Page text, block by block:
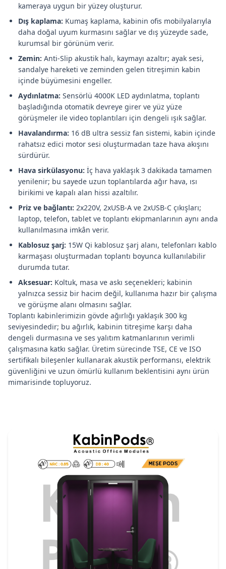
kameraya uygun bir yüzey oluşturur.
Dış kaplama: Kumaş kaplama, kabinin ofis mobilyalarıyla
daha doğal uyum kurmasını sağlar ve dış yüzeyde sade,
kurumsal bir görünüm verir.
Zemin: Anti-Slip akustik halı, kaymayı azaltır; ayak sesi,
sandalye hareketi ve zeminden gelen titreşimin kabin
içinde büyümesini engeller.
Aydınlatma: Sensörlü 4000K LED aydınlatma, toplantı
başladığında otomatik devreye girer ve yüz yüze
görüşmeler ile video toplantıları için dengeli ışık sağlar.
Havalandırma: 16 dB ultra sessiz fan sistemi, kabin içinde
rahatsız edici motor sesi oluşturmadan taze hava akışını
sürdürür.
Hava sirkülasyonu: İç hava yaklaşık 3 dakikada tamamen
yenilenir; bu sayede uzun toplantılarda ağır hava, ısı
birikimi ve kapalı alan hissi azaltılır.
Priz ve bağlantı: 2x220V, 2xUSB-A ve 2xUSB-C çıkışları;
laptop, telefon, tablet ve toplantı ekipmanlarının aynı anda
kullanılmasına imkân verir.
Kablosuz şarj: 15W Qi kablosuz şarj alanı, telefonları kablo
karmaşası oluşturmadan toplantı boyunca kullanılabilir
durumda tutar.
Aksesuar: Koltuk, masa ve askı seçenekleri; kabinin
yalnızca sessiz bir hacim değil, kullanıma hazır bir çalışma
ve görüşme alanı olmasını sağlar.
Toplantı kabinlerimizin gövde ağırlığı yaklaşık 300 kg
seviyesindedir; bu ağırlık, kabinin titreşime karşı daha
dengeli durmasına ve ses yalıtım katmanlarının verimli
çalışmasına katkı sağlar. Üretim sürecinde TSE, CE ve ISO
sertifikalı bileşenler kullanarak akustik performansı, elektrik
güvenliğini ve uzun ömürlü kullanım beklentisini aynı ürün
mimarisinde topluyoruz.